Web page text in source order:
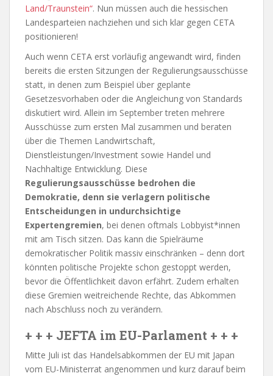
Land/Traunstein“. Nun müssen auch die hessischen
Landesparteien nachziehen und sich klar gegen CETA
positionieren!
Auch wenn CETA erst vorläufig angewandt wird, finden
bereits die ersten Sitzungen der Regulierungsausschüsse
statt, in denen zum Beispiel über geplante
Gesetzesvorhaben oder die Angleichung von Standards
diskutiert wird. Allein im September treten mehrere
Ausschüsse zum ersten Mal zusammen und beraten
über die Themen Landwirtschaft,
Dienstleistungen/Investment sowie Handel und
Nachhaltige Entwicklung. Diese
Regulierungsausschüsse bedrohen die
Demokratie, denn sie verlagern politische
Entscheidungen in undurchsichtige
Expertengremien, bei denen oftmals Lobbyist*innen
mit am Tisch sitzen. Das kann die Spielräume
demokratischer Politik massiv einschränken – denn dort
könnten politische Projekte schon gestoppt werden,
bevor die Öffentlichkeit davon erfährt. Zudem erhalten
diese Gremien weitreichende Rechte, das Abkommen
nach Abschluss noch zu verändern.
+ + + JEFTA im EU-Parlament + + +
Mitte Juli ist das Handelsabkommen der EU mit Japan
vom EU-Ministerrat angenommen und kurz darauf beim